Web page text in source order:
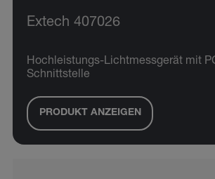
Extech 407026
Hochleistungs-Lichtmessgerät mit
Schnittstelle
PRODUKT ANZEIGEN